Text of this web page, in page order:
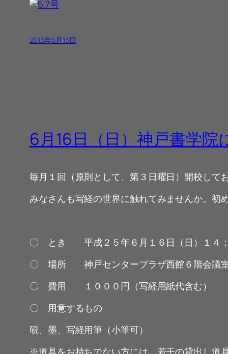
2013年6月13日
6月16日（日）神戸書学
毎月１回（原則として、第３日曜日）開校して
みなさんも写経の世界に触れてみませんか。初
〇 とき 平成２５年６月１６日（日）１４
〇 場所 神戸センタープラザ西館６階会議
〇 費用 １０００円（写経用紙代含む）
〇 用意するもの
硯、墨、写経用筆（小筆可）